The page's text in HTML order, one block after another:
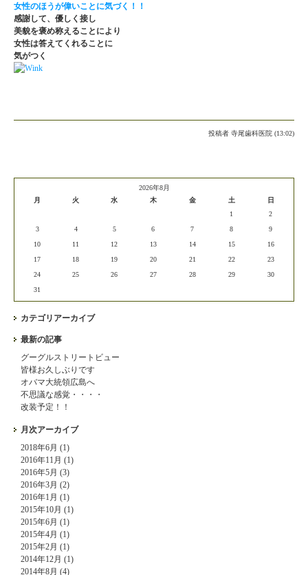
女性のほうが偉いことに気づく！！
感謝して、優しく接し
美貌を褒め称えることにより
女性は答えてくれることに
気がつく
投稿者 寺尾歯科医院 (13:02)
2026年8月
月
火 水 木 金 土
日
1
2
3
4 5 6 7 8
9
10
11 12 13 14 15
16
17
18 19 20 21 22
23
24
25 26 27 28 29
30
31
カテゴリアーカイブ
最新の記事
グーグルストリートビュー
皆様お久しぶりです
オバマ大統領広島へ
不思議な感覚・・・・
改装予定！！
月次アーカイブ
2018年6月 (1)
2016年11月 (1)
2016年5月 (3)
2016年3月 (2)
2016年1月 (1)
2015年10月 (1)
2015年6月 (1)
2015年4月 (1)
2015年2月 (1)
2014年12月 (1)
2014年8月 (4)